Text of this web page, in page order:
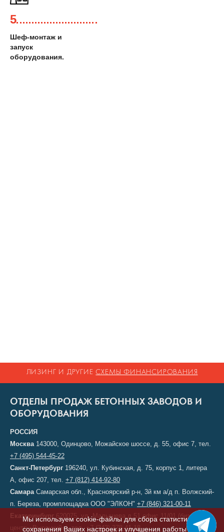
5
Шеф-монтаж и
запуск
оборудования.
ЛИЗИНГ И ДРУГИЕ СХЕМЫ ФИНАНСИРОВАНИЯ
ОТДЕЛЫ ПРОДАЖ БЕТОННЫХ ЗАВОДОВ И
ОБОРУДОВАНИЯ
РОССИЯ
Москва143000, Одинцово, Можайское шоссе, д. 55, офис 7, тел.
+7 (495) 544-45-22
Санкт-Петербург 196240, ул. Кубинская, д. 75, корпус 1, литера
А, офис 207, тел. +7 (812) 414-92-80
СамараСамарская обл., Красноярский р-н, 3й км а/д п. Волжский-
п. Береза, промплощадка ООО "ЭЛКОН" +7 (846) 321-00-11
Екатеринбург 620075, ул. Малышева д.51 офис 11/01 (бизнес-
центр «Высоцкий»), тел. +7 (343) 378-41-18
Мы используем cookie-файлы для сбора статистики,
сохранения Ваших настроек и улучшения работы